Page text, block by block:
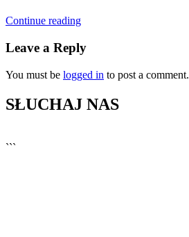
Continue reading
Leave a Reply
You must be logged in to post a comment.
SŁUCHAJ NAS
```